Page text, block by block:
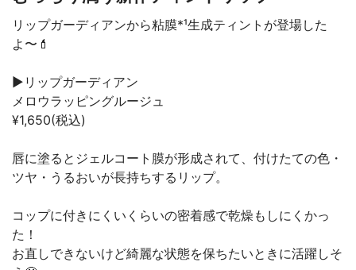
リップガーディアンから粘膜*¹生成ティントが登場した
よ〜💄
▶︎リップガーディアン
メロウラッピングルージュ
¥1,650(税込)
唇に塗るとジェルコート膜が形成されて、付けたての色・
ツヤ・うるおいが長持ちするリップ。
コップに付きにくいくらいの密着感で乾燥もしにくかっ
た！
お直しできないけど綺麗な状態を保ちたいときに活躍しそ